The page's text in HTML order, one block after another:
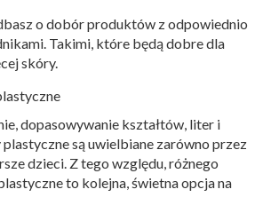
o dobór produktów z odpowiednio
Takimi, które będą dobre dla
skóry.
dopasowywanie kształtów, liter i
są uwielbiane zarówno przez
dzieci. Z tego względu, różnego
to kolejna, świetna opcja na